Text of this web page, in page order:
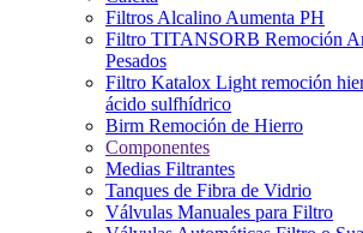
Filtros Alcalino Aumenta PH
Filtro TITANSORB Remoción
Pesados
Filtro Katalox Light remoción
ácido sulfhídrico
Birm Remoción de Hierro
Componentes
Medias Filtrantes
Tanques de Fibra de Vidrio
Válvulas Manuales para Filtro